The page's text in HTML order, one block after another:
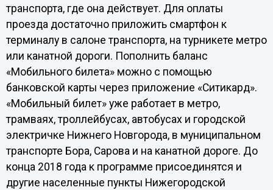
транспорта, где она действует. Для оплаты
проезда достаточно приложить смартфон к
терминалу в салоне транспорта, на турникете метро
или канатной дороги. Пополнить баланс
«Мобильного билета» можно с помощью
банковской карты через приложение «Ситикард».
«Мобильный билет» уже работает в метро,
трамваях, троллейбусах, автобусах и городской
электричке Нижнего Новгорода, в муниципальном
транспорте Бора, Сарова и на канатной дороге. До
конца 2018 года к программе присоединятся и
другие населенные пункты Нижегородской